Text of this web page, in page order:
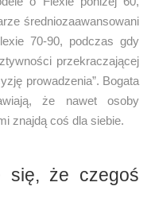
średniozaawansowani
70-90, podczas gdy
przekraczającej
prowadzenia”. Bogata
że nawet osoby
znajdą coś dla siebie.
się, że czegoś